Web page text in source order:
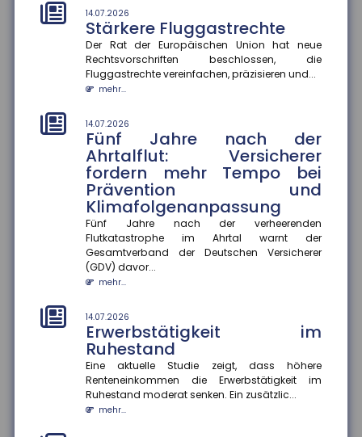
14.07.2026
Stärkere Fluggastrechte
Der Rat der Europäischen Union hat neue
Rechtsvorschriften beschlossen, die
Fluggastrechte vereinfachen, präzisieren und...
mehr...
14.07.2026
Fünf Jahre nach der
Ahrtalflut: Versicherer
fordern mehr Tempo bei
Prävention und
Klimafolgenanpassung
Fünf Jahre nach der verheerenden
Flutkatastrophe im Ahrtal warnt der
Gesamtverband der Deutschen Versicherer
(GDV) davor...
mehr...
14.07.2026
Erwerbstätigkeit im
Ruhestand
Eine aktuelle Studie zeigt, dass höhere
Renteneinkommen die Erwerbstätigkeit im
Ruhestand moderat senken. Ein zusätzlic...
mehr...
abzuschalten und neue Energie zu tanken. Doch statt
im Badesee zu entsp...
mehr...
10.07.2026
Hohe Unfallzahlen mit Leih-
Scootern
Eine Analyse des Gesamtverbandes der
Versicherungswirtschaft (GDV) zeigt, dass E-Scooter
aus Leih-Flotten wesentlich öft...
mehr...
10.07.2026
Großes Verletzungsrisiko für
Fußballer
Fußball ist in Deutschland die Sportart mit dem
größten Verletzungsrisiko. Laut Statistik des
Gesamtverbandes der Deut...
10.07.2026
Zahl der Nichtschwimmer
nimmt zu
Laut einer aktuellen Umfrage können rund 20 Prozent
der Kinder im Alter von 9 bis 13 Jahren nicht
schwimmen. Das geht...